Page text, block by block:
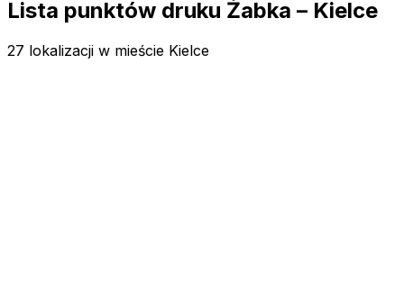
Lista punktów druku Żabka – Kielce
27 lokalizacji w mieście Kielce